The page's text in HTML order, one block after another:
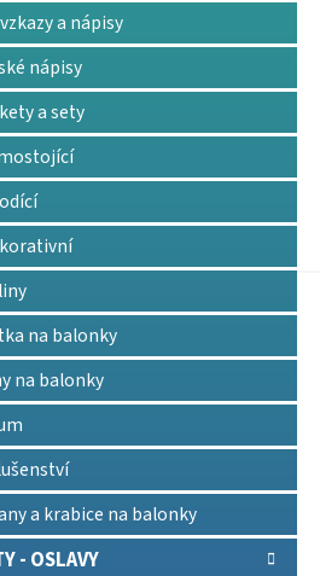
a nápisy
nápisy
a sety
na balonky
na balonky
a krabice na balonky
- OSLAVY